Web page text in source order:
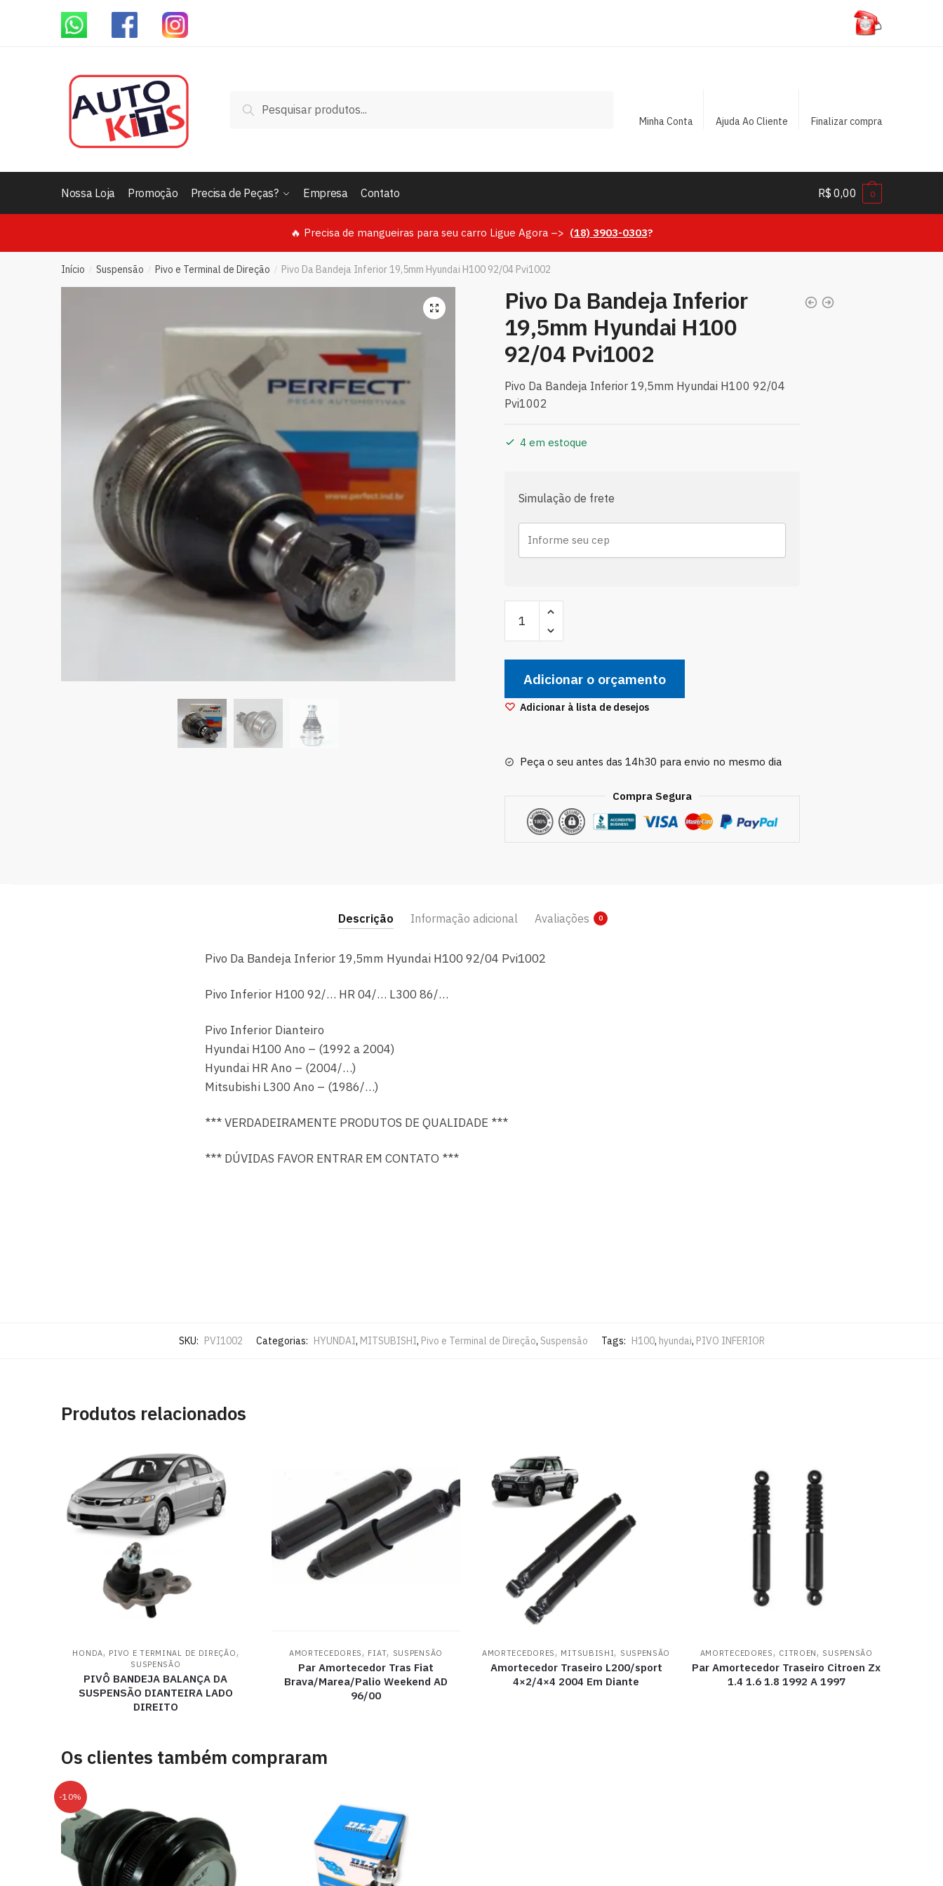
por:
Pesquisar
Minha Conta Ajuda Ao Cliente Finalizar compra
Nossa Loja Promoção Precisa de Peças? Empresa Contato R$ 0,00 0
🔥 Precisa de mangueiras para seu carro Ligue Agora –> (18) 3903-0303?
Início / Suspensão / Pivo e Terminal de Direção / Pivo Da Bandeja Inferior 19,5mm Hyundai H100 92/04 Pvi1002
🔍
Pivo Da Bandeja Inferior
19,5mm Hyundai H100
92/04 Pvi1002
Pivo Da Bandeja Inferior 19,5mm Hyundai H100 92/04
Pvi1002
4 em estoque
Simulação de frete
Bandeja
Inferior
19,5mm
Hyundai
H100
quantidade
Adicionar o orçamento
Adicionar à lista de desejos
Peça o seu antes das 14h30 para envio no mesmo dia
Compra Segura
Descrição Informação adicional Avaliações 0
Pivo Da Bandeja Inferior 19,5mm Hyundai H100 92/04 Pvi1002
Pivo Inferior H100 92/… HR 04/… L300 86/…
Pivo Inferior Dianteiro
Hyundai H100 Ano – (1992 a 2004)
Hyundai HR Ano – (2004/…)
Mitsubishi L300 Ano – (1986/…)
*** VERDADEIRAMENTE PRODUTOS DE QUALIDADE ***
*** DÚVIDAS FAVOR ENTRAR EM CONTATO ***
SKU: PVI1002 Categorias: HYUNDAI, MITSUBISHI, Pivo e Terminal de Direção, Suspensão Tags: H100, hyundai, PIVO INFERIOR
Produtos relacionados
HONDA, PIVO E TERMINAL DE DIREÇÃO,
SUSPENSÃO
PIVÔ BANDEJA BALANÇA DA
SUSPENSÃO DIANTEIRA LADO
DIREITO
AMORTECEDORES, FIAT, SUSPENSÃO
Par Amortecedor Tras Fiat
Brava/Marea/Palio Weekend AD
96/00
AMORTECEDORES, MITSUBISHI, SUSPENSÃO
Amortecedor Traseiro L200/sport
4×2/4×4 2004 Em Diante
AMORTECEDORES, CITROEN, SUSPENSÃO
Par Amortecedor Traseiro Citroen Zx
1.4 1.6 1.8 1992 A 1997
Os clientes também compraram
-10%